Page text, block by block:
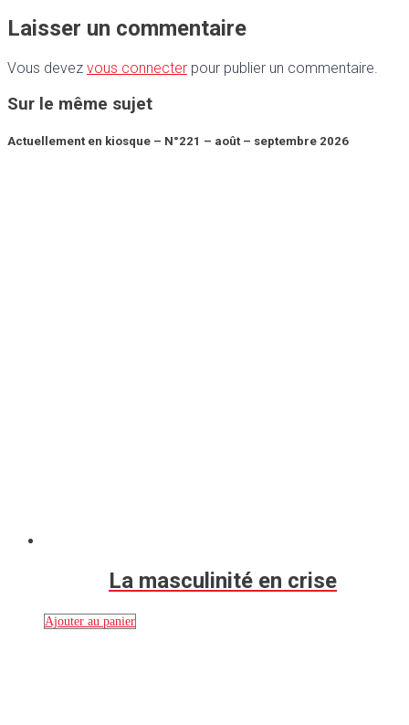
Laisser un commentaire
Vous devez vous connecter pour publier un commentaire.
Sur le même sujet
Actuellement en kiosque – N°221 – août – septembre 2026
La masculinité en crise
Ajouter au panier